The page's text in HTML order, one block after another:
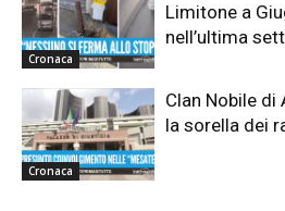
Cronaca
Limitone a
nell’ultima
Cronaca
Clan Nobile
la sorella dei